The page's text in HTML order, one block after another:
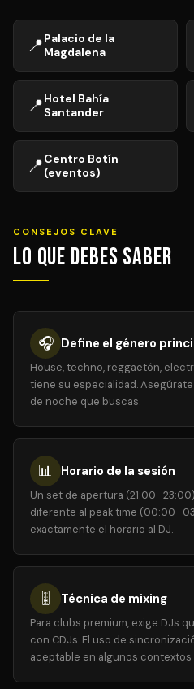
📍Palacio de la
Magdalena
📍Hotel Bahía
Santander
📍Centro Botín
(eventos)
CONSEJOS CLAVE
Lo que debes saber
🎧 Define el género
House, techno, reggaetón,
tiene su especialidad.
de noche que buscas.
📊 Horario de la sesión
Un set de apertura
diferente al peak time
exactamente el horario al DJ.
🎚️ Técnica de mixing
Para clubs premium, exige DJs
con CDJs. El uso de
aceptable en algunos